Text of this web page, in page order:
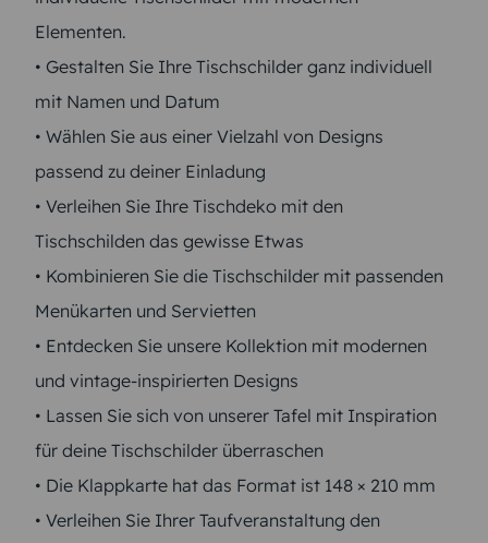
Elementen.
• Gestalten Sie Ihre Tischschilder ganz individuell
mit Namen und Datum
• Wählen Sie aus einer Vielzahl von Designs
passend zu deiner Einladung
• Verleihen Sie Ihre Tischdeko mit den
Tischschilden das gewisse Etwas
• Kombinieren Sie die Tischschilder mit passenden
Menükarten und Servietten
• Entdecken Sie unsere Kollektion mit modernen
und vintage-inspirierten Designs
• Lassen Sie sich von unserer Tafel mit Inspiration
für deine Tischschilder überraschen
• Die Klappkarte hat das Format ist 148 × 210 mm
• Verleihen Sie Ihrer Taufveranstaltung den